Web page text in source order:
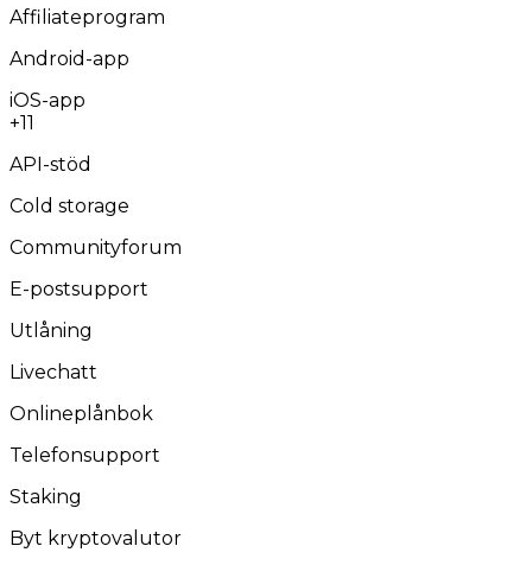
Affiliateprogram
Android-app
iOS-app
+11
API-stöd
Cold storage
Communityforum
E-postsupport
Utlåning
Livechatt
Onlineplånbok
Telefonsupport
Staking
Byt kryptovalutor